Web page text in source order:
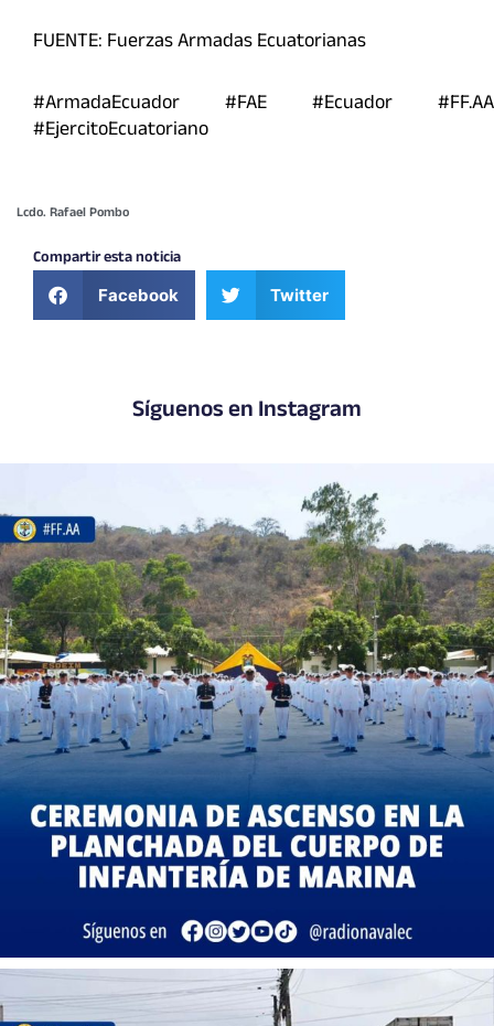
FUENTE: Fuerzas Armadas Ecuatorianas
#ArmadaEcuador #FAE #Ecuador #FF.AA
#EjercitoEcuatoriano
Lcdo. Rafael Pombo
Compartir esta noticia
Facebook Twitter
Síguenos en Instagram